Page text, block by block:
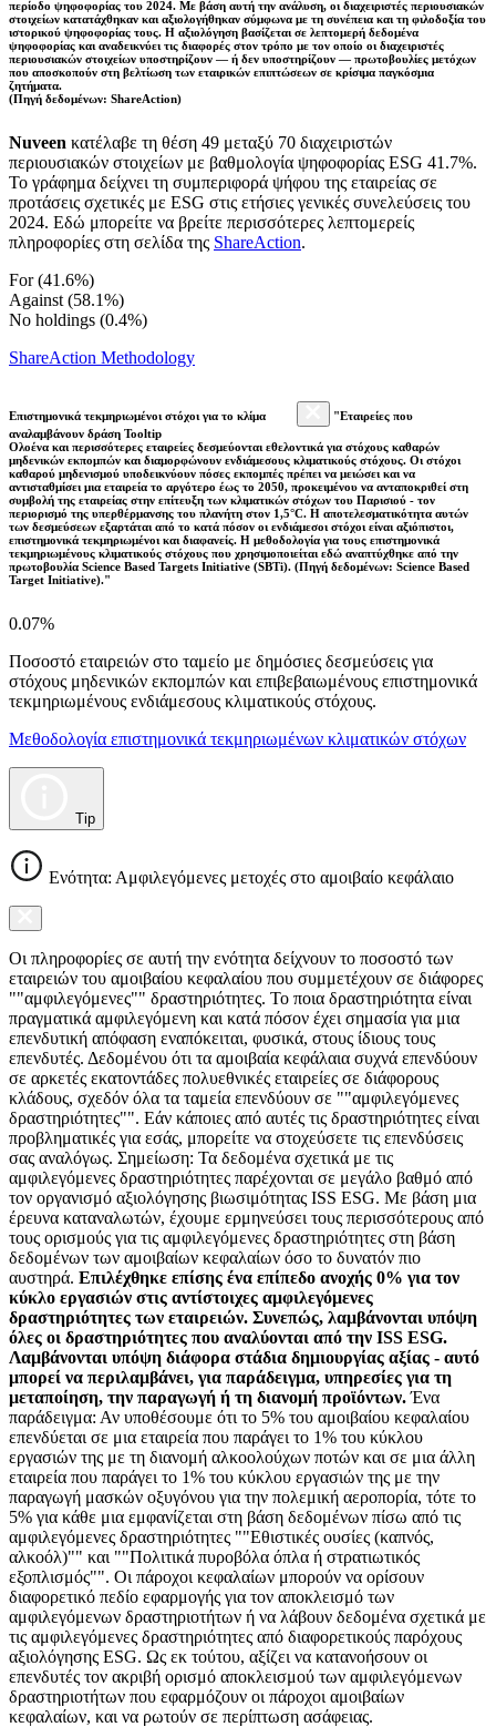
περίοδο ψηφοφορίας του 2024. Με βάση αυτή την ανάλυση, οι διαχειριστές περιουσιακών
στοιχείων κατατάχθηκαν και αξιολογήθηκαν σύμφωνα με τη συνέπεια και τη φιλοδοξία του
ιστορικού ψηφοφορίας τους. Η αξιολόγηση βασίζεται σε λεπτομερή δεδομένα
ψηφοφορίας και αναδεικνύει τις διαφορές στον τρόπο με τον οποίο οι διαχειριστές
περιουσιακών στοιχείων υποστηρίζουν — ή δεν υποστηρίζουν — πρωτοβουλίες μετόχων
που αποσκοπούν στη βελτίωση των εταιρικών επιπτώσεων σε κρίσιμα παγκόσμια
ζητήματα.
(Πηγή δεδομένων: ShareAction)
Nuveen κατέλαβε τη θέση 49 μεταξύ 70 διαχειριστών
περιουσιακών στοιχείων με βαθμολογία ψηφοφορίας ESG 41.7%.
Το γράφημα δείχνει τη συμπεριφορά ψήφου της εταιρείας σε
προτάσεις σχετικές με ESG στις ετήσιες γενικές συνελεύσεις του
2024. Εδώ μπορείτε να βρείτε περισσότερες λεπτομερείς
πληροφορίες στη σελίδα της ShareAction.
For (41.6%)
Against (58.1%)
No holdings (0.4%)
ShareAction Methodology
Επιστημονικά τεκμηριωμένοι στόχοι για το κλίμα
"Εταιρείες που
αναλαμβάνουν δράση Tooltip
Ολοένα και περισσότερες εταιρείες δεσμεύονται εθελοντικά για στόχους καθαρών
μηδενικών εκπομπών και διαμορφώνουν ενδιάμεσους κλιματικούς στόχους. Οι στόχοι
καθαρού μηδενισμού υποδεικνύουν πόσες εκπομπές πρέπει να μειώσει και να
αντισταθμίσει μια εταιρεία το αργότερο έως το 2050, προκειμένου να ανταποκριθεί στη
συμβολή της εταιρείας στην επίτευξη των κλιματικών στόχων του Παρισιού - τον
περιορισμό της υπερθέρμανσης του πλανήτη στον 1,5°C. Η αποτελεσματικότητα αυτών
των δεσμεύσεων εξαρτάται από το κατά πόσον οι ενδιάμεσοι στόχοι είναι αξιόπιστοι,
επιστημονικά τεκμηριωμένοι και διαφανείς. Η μεθοδολογία για τους επιστημονικά
τεκμηριωμένους κλιματικούς στόχους που χρησιμοποιείται εδώ αναπτύχθηκε από την
πρωτοβουλία Science Based Targets Initiative (SBTi). (Πηγή δεδομένων: Science Based
Target Initiative)."
0.07%
Ποσοστό εταιρειών στο ταμείο με δημόσιες δεσμεύσεις για
στόχους μηδενικών εκπομπών και επιβεβαιωμένους επιστημονικά
τεκμηριωμένους ενδιάμεσους κλιματικούς στόχους.
Μεθοδολογία επιστημονικά τεκμηριωμένων κλιματικών στόχων
Tip
Ενότητα: Αμφιλεγόμενες μετοχές στο αμοιβαίο κεφάλαιο
Οι πληροφορίες σε αυτή την ενότητα δείχνουν το ποσοστό των
εταιρειών του αμοιβαίου κεφαλαίου που συμμετέχουν σε διάφορες
""αμφιλεγόμενες"" δραστηριότητες. Το ποια δραστηριότητα είναι
πραγματικά αμφιλεγόμενη και κατά πόσον έχει σημασία για μια
επενδυτική απόφαση εναπόκειται, φυσικά, στους ίδιους τους
επενδυτές. Δεδομένου ότι τα αμοιβαία κεφάλαια συχνά επενδύουν
σε αρκετές εκατοντάδες πολυεθνικές εταιρείες σε διάφορους
κλάδους, σχεδόν όλα τα ταμεία επενδύουν σε ""αμφιλεγόμενες
δραστηριότητες"". Εάν κάποιες από αυτές τις δραστηριότητες είναι
προβληματικές για εσάς, μπορείτε να στοχεύσετε τις επενδύσεις
σας αναλόγως. Σημείωση: Τα δεδομένα σχετικά με τις
αμφιλεγόμενες δραστηριότητες παρέχονται σε μεγάλο βαθμό από
τον οργανισμό αξιολόγησης βιωσιμότητας ISS ESG. Με βάση μια
έρευνα καταναλωτών, έχουμε ερμηνεύσει τους περισσότερους από
τους ορισμούς για τις αμφιλεγόμενες δραστηριότητες στη βάση
δεδομένων των αμοιβαίων κεφαλαίων όσο το δυνατόν πιο
αυστηρά. Επιλέχθηκε επίσης ένα επίπεδο ανοχής 0% για τον
κύκλο εργασιών στις αντίστοιχες αμφιλεγόμενες
δραστηριότητες των εταιρειών. Συνεπώς, λαμβάνονται υπόψη
όλες οι δραστηριότητες που αναλύονται από την ISS ESG.
Λαμβάνονται υπόψη διάφορα στάδια δημιουργίας αξίας - αυτό
μπορεί να περιλαμβάνει, για παράδειγμα, υπηρεσίες για τη
μεταποίηση, την παραγωγή ή τη διανομή προϊόντων.Ένα
παράδειγμα: Αν υποθέσουμε ότι το 5% του αμοιβαίου κεφαλαίου
επενδύεται σε μια εταιρεία που παράγει το 1% του κύκλου
εργασιών της με τη διανομή αλκοολούχων ποτών και σε μια άλλη
εταιρεία που παράγει το 1% του κύκλου εργασιών της με την
παραγωγή μασκών οξυγόνου για την πολεμική αεροπορία, τότε το
5% για κάθε μια εμφανίζεται στη βάση δεδομένων πίσω από τις
αμφιλεγόμενες δραστηριότητες ""Εθιστικές ουσίες (καπνός,
αλκοόλ)"" και ""Πολιτικά πυροβόλα όπλα ή στρατιωτικός
εξοπλισμός"". Οι πάροχοι κεφαλαίων μπορούν να ορίσουν
διαφορετικό πεδίο εφαρμογής για τον αποκλεισμό των
αμφιλεγόμενων δραστηριοτήτων ή να λάβουν δεδομένα σχετικά με
τις αμφιλεγόμενες δραστηριότητες από διαφορετικούς παρόχους
αξιολόγησης ESG. Ως εκ τούτου, αξίζει να κατανοήσουν οι
επενδυτές τον ακριβή ορισμό αποκλεισμού των αμφιλεγόμενων
δραστηριοτήτων που εφαρμόζουν οι πάροχοι αμοιβαίων
κεφαλαίων, και να ρωτούν σε περίπτωση ασάφειας.